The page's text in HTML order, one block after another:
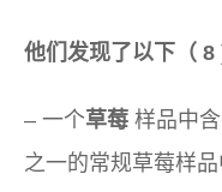
他们发现了以下（ 8
– 一个草莓 样品中
之一的常规草莓样